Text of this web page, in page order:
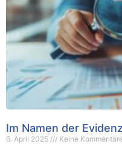
Im Namen der Evidenz
6. April 2025 Keine